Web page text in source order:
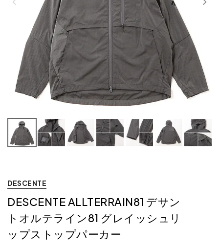
DESCENTE
DESCENTE ALLTERRAIN81 デサン
トオルテライン81 グレイッシュリ
ップストップパーカー